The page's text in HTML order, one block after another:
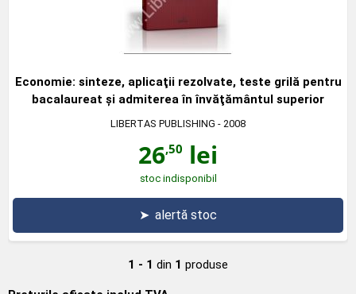
Economie: sinteze, aplicaţii rezolvate, teste grilă pentru
bacalaureat şi admiterea în învăţământul superior
LIBERTAS PUBLISHING - 2008
26,50 lei
stoc indisponibil
➤ alertă stoc
1 - 1 din 1 produse